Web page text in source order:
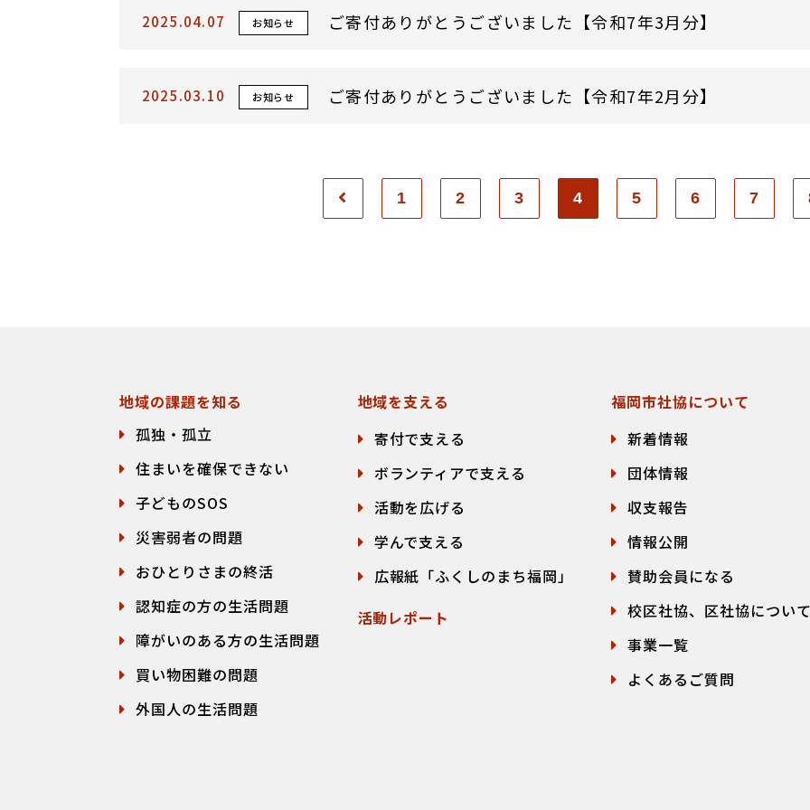
2025.04.07 お知らせ ご寄付ありがとうございました【令和7年3月分】
2025.03.10 お知らせ ご寄付ありがとうございました【令和7年2月分】
1 2 3 4 5 6 7
地域の課題を知る
孤独・孤立
住まいを確保できない
子どものSOS
災害弱者の問題
おひとりさまの終活
認知症の方の生活問題
障がいのある方の生活問題
買い物困難の問題
外国人の生活問題
地域を支える
寄付で支える
ボランティアで支える
活動を広げる
学んで支える
広報紙「ふくしのまち福岡」
活動レポート
福岡市社協について
新着情報
団体情報
収支報告
情報公開
賛助会員になる
校区社協、区社協について
事業一覧
よくあるご質問